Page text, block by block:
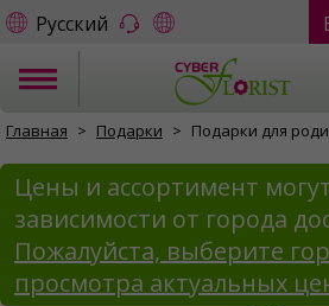
Русский
Главная Подарки Подарки для
Цены и ассортимент
зависимости от города
Пожалуйста, выберите
просмотра актуальных